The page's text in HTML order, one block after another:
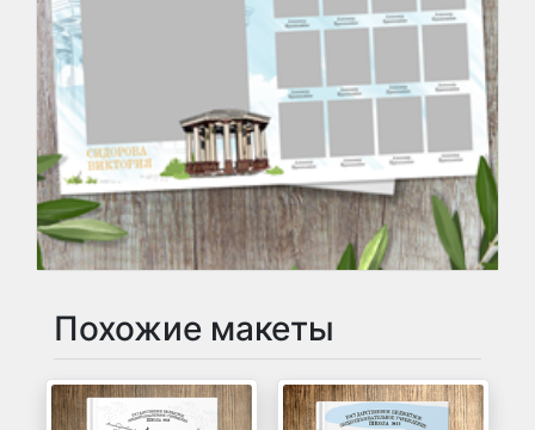
Похожие макеты